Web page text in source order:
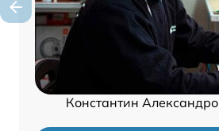
Константин